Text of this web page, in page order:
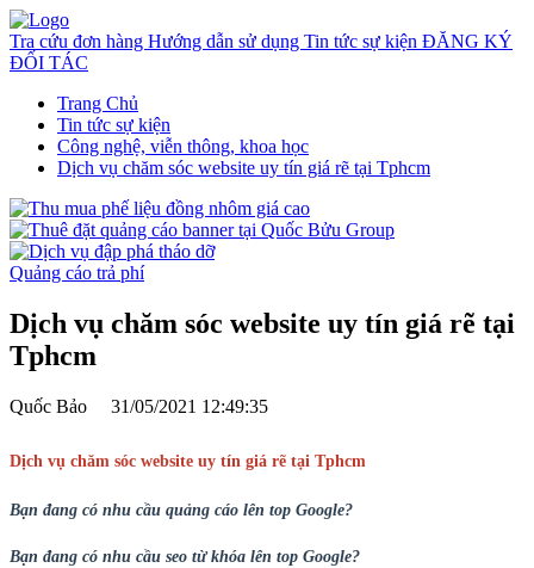
Tra cứu đơn hàng Hướng dẫn sử dụng Tin tức sự kiện ĐĂNG KÝ
ĐỐI TÁC
Trang Chủ
Tin tức sự kiện
Công nghệ, viễn thông, khoa học
Dịch vụ chăm sóc website uy tín giá rẽ tại Tphcm
Quảng cáo trả phí
Dịch vụ chăm sóc website uy tín giá rẽ tại
Tphcm
Quốc Bảo 31/05/2021 12:49:35
Dịch vụ chăm sóc website uy tín giá rẽ tại Tphcm
Bạn đang có nhu cầu quảng cáo lên top Google?
Bạn đang có nhu cầu seo từ khóa lên top Google?